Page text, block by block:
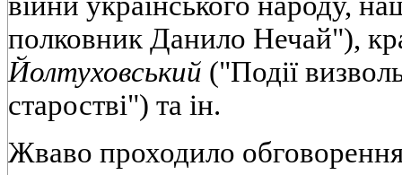
полковник Данило Нечай"),
Йолтуховський ("Події
старостві") та ін.
Жваво проходило